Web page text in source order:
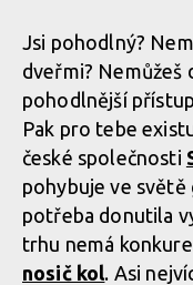
Jsi pohodlný?
dveřmi? Nemůžeš
pohodlnější
Pak pro tebe
české společnosti
pohybuje ve
potřeba donutila
trhu nemá
nosič kol. Asi